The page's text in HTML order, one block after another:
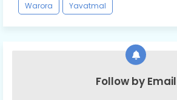
Warora
Yavatmal
Follow by Email